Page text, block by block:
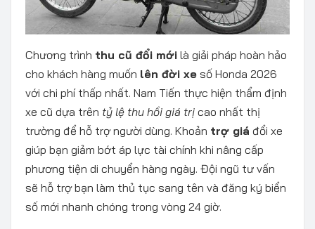
Chương trình thu cũ đổi mới là giải pháp hoàn hảo
cho khách hàng muốn lên đời xe số Honda 2026
với chi phí thấp nhất. Nam Tiến thực hiện thẩm định
xe cũ dựa trên tỷ lệ thu hồi giá trị cao nhất thị
trường để hỗ trợ người dùng. Khoản trợ giá đổi xe
giúp bạn giảm bớt áp lực tài chính khi nâng cấp
phương tiện di chuyển hàng ngày. Đội ngũ tư vấn
sẽ hỗ trợ bạn làm thủ tục sang tên và đăng ký biển
số mới nhanh chóng trong vòng 24 giờ.